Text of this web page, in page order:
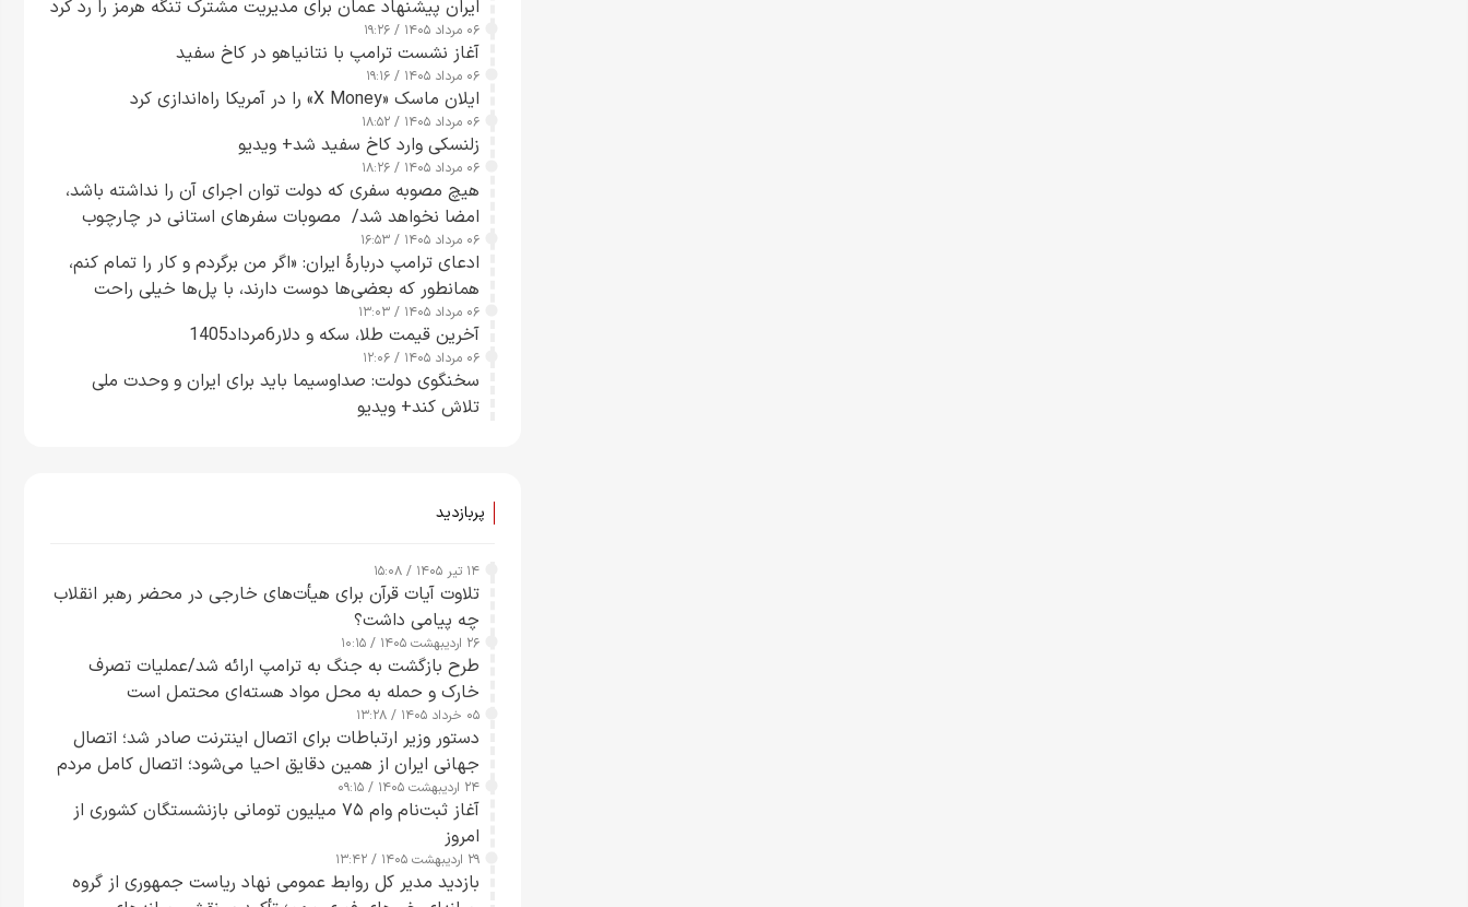
ایران پیشنهاد عمان برای مدیریت مشترک تنگه هرمز را رد کرد
۰۶ مرداد ۱۴۰۵ / ۱۹:۲۶
آغاز نشست ترامپ با نتانیاهو در کاخ سفید
۰۶ مرداد ۱۴۰۵ / ۱۹:۱۶
ایلان ماسک «X Money» را در آمریکا راه‌اندازی کرد
۰۶ مرداد ۱۴۰۵ / ۱۸:۵۲
زلنسکی وارد کاخ سفید شد+ ویدیو
۰۶ مرداد ۱۴۰۵ / ۱۸:۲۶
هیچ مصوبه سفری که دولت توان اجرای آن را نداشته باشد،
امضا نخواهد شد/ مصوبات سفرهای استانی در چارچوب
قانون بودجه است+ عکس
۰۶ مرداد ۱۴۰۵ / ۱۶:۵۳
ادعای ترامپ دربارهٔ ایران: «اگر من برگردم و کار را تمام کنم،
همانطور که بعضی‌ها دوست دارند، با پل‌ها خیلی راحت
می‌توانم بیشتر پل‌هایشان را در کمتر از یک ساعت از بین
ببرم+ ویدیو
۰۶ مرداد ۱۴۰۵ / ۱۳:۰۳
آخرین قیمت طلا، سکه و دلار6مرداد1405
۰۶ مرداد ۱۴۰۵ / ۱۲:۰۶
سخنگوی دولت: صداوسیما باید برای ایران و وحدت ملی
تلاش کند+ ویدیو
پربازدید
۱۴ تیر ۱۴۰۵ / ۱۵:۰۸
تلاوت آیات قرآن برای هیأت‌های خارجی در محضر رهبر انقلاب
چه پیامی داشت؟
۲۶ اردیبهشت ۱۴۰۵ / ۱۰:۱۵
طرح‌ بازگشت به جنگ به ترامپ ارائه شد/عملیات تصرف
خارک و حمله به محل مواد هسته‌ای محتمل است
۰۵ خرداد ۱۴۰۵ / ۱۳:۲۸
دستور وزیر ارتباطات برای اتصال اینترنت صادر شد؛ اتصال
جهانی ایران از همین دقایق احیا می‌شود؛ اتصال کامل مردم
تا ۲۴ ساعت آینده
۲۴ اردیبهشت ۱۴۰۵ / ۰۹:۱۵
آغاز ثبت‌نام وام ۷۵ میلیون تومانی بازنشستگان کشوری از
امروز
۲۹ اردیبهشت ۱۴۰۵ / ۱۳:۴۲
بازدید مدیر کل روابط عمومی نهاد ریاست جمهوری از گروه